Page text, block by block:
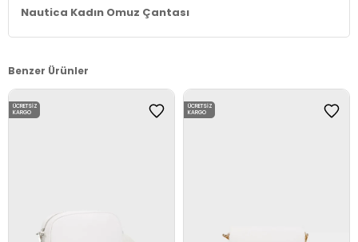
Nautica Kadın Omuz Çantası
Benzer Ürünler
ÜCRETSIZ
KARGO
ÜCRETSIZ
KARGO